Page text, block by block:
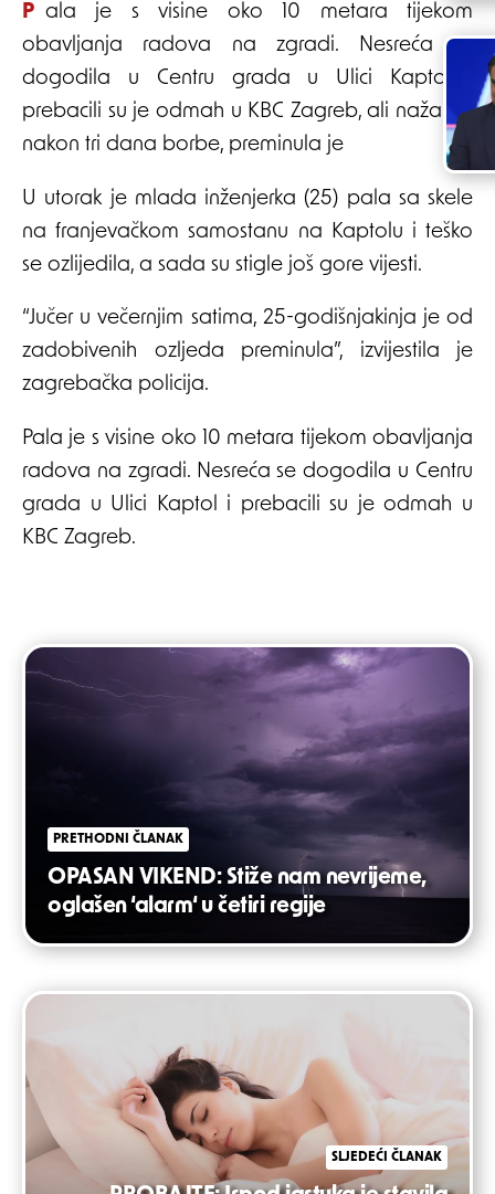
Pala je s visine oko 10 metara tijekom
obavljanja radova na zgradi. Nesreća se
dogodila u Centru grada u Ulici Kaptol i
prebacili su je odmah u KBC Zagreb, ali nažalost
nakon tri dana borbe, preminula je
U utorak je mlada inženjerka (25) pala sa skele
na franjevačkom samostanu na Kaptolu i teško
se ozlijedila, a sada su stigle još gore vijesti.
“Jučer u večernjim satima, 25-godišnjakinja je od
zadobivenih ozljeda preminula”, izvijestila je
zagrebačka policija.
Pala je s visine oko 10 metara tijekom obavljanja
radova na zgradi. Nesreća se dogodila u Centru
grada u Ulici Kaptol i prebacili su je odmah u
KBC Zagreb.
Post
navigation
PRETHODNI ČLANAK
OPASAN VIKEND: Stiže nam nevrijeme,
oglašen ‘alarm‘ u četiri regije
SLJEDEĆI ČLANAK